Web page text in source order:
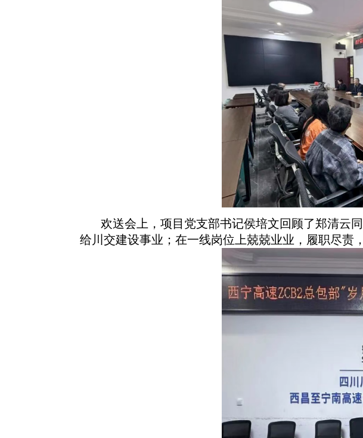
欢送会上，项目党支部书记侯培文回顾了郑清云
给川交建设事业；在一线岗位上兢兢业业，履职尽责